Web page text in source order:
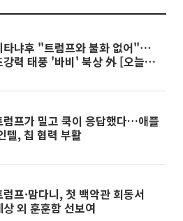
타냐후 "트럼프와 불화 없어"⋯
강력 태풍 '바비' 북상 外 [오늘의
럼프가 밀고 쿡이 응답했다…애플
텔, 칩 협력 부활
럼프·맘다니, 첫 백악관 회동서
상 외 훈훈함 선보여